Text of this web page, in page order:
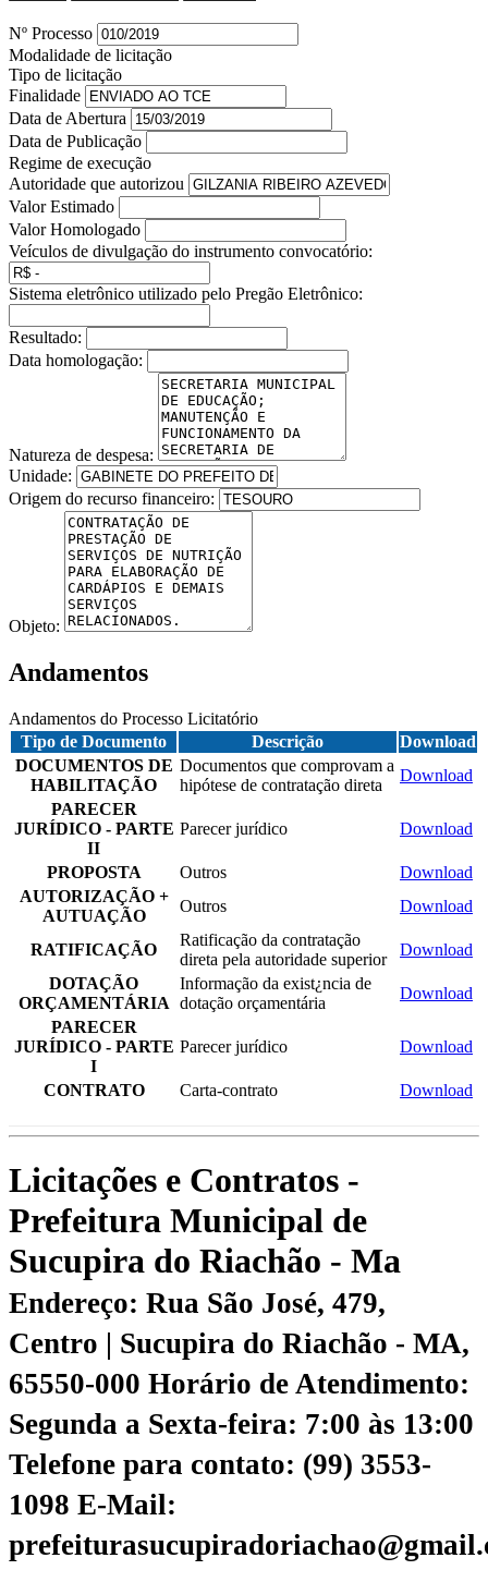
Nº Processo
Modalidade de licitação
Tipo de licitação
Finalidade
Data de Abertura
Data de Publicação
Regime de execução
Autoridade que autorizou
Valor Estimado
Valor Homologado
Veículos de divulgação do instrumento convocatório:
Sistema eletrônico utilizado pelo Pregão Eletrônico:
Resultado:
Data homologação:
Natureza de despesa:
Unidade:
Origem do recurso financeiro:
Objeto:
Andamentos
Andamentos do Processo Licitatório
Tipo de Documento
Descrição
Download
DOCUMENTOS DE
HABILITAÇÃO
Documentos que comprovam a
hipótese de contratação direta
Download
PARECER
JURÍDICO - PARTE
II
Parecer jurídico Download
PROPOSTA Outros
Download
AUTORIZAÇÃO +
AUTUAÇÃO
Outros Download
RATIFICAÇÃO
Ratificação da contratação
direta pela autoridade superior
Download
DOTAÇÃO
ORÇAMENTÁRIA
Informação da exist¿ncia de
dotação orçamentária
Download
PARECER
JURÍDICO - PARTE
I
Parecer jurídico Download
CONTRATO Carta-contrato Download
Licitações e Contratos -
Prefeitura Municipal de
Sucupira do Riachão - Ma
Endereço: Rua São José, 479,
Centro | Sucupira do Riachão - MA,
65550-000 Horário de Atendimento:
Segunda a Sexta-feira: 7:00 às 13:00
Telefone para contato: (99) 3553-
1098 E-Mail: